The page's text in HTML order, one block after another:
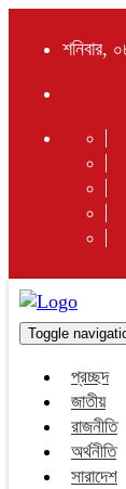
শনিবার,
Toggle
প্রচ্ছদ
জাতীয়
রাজনীতি
অর্থনীতি
সারাদেশ